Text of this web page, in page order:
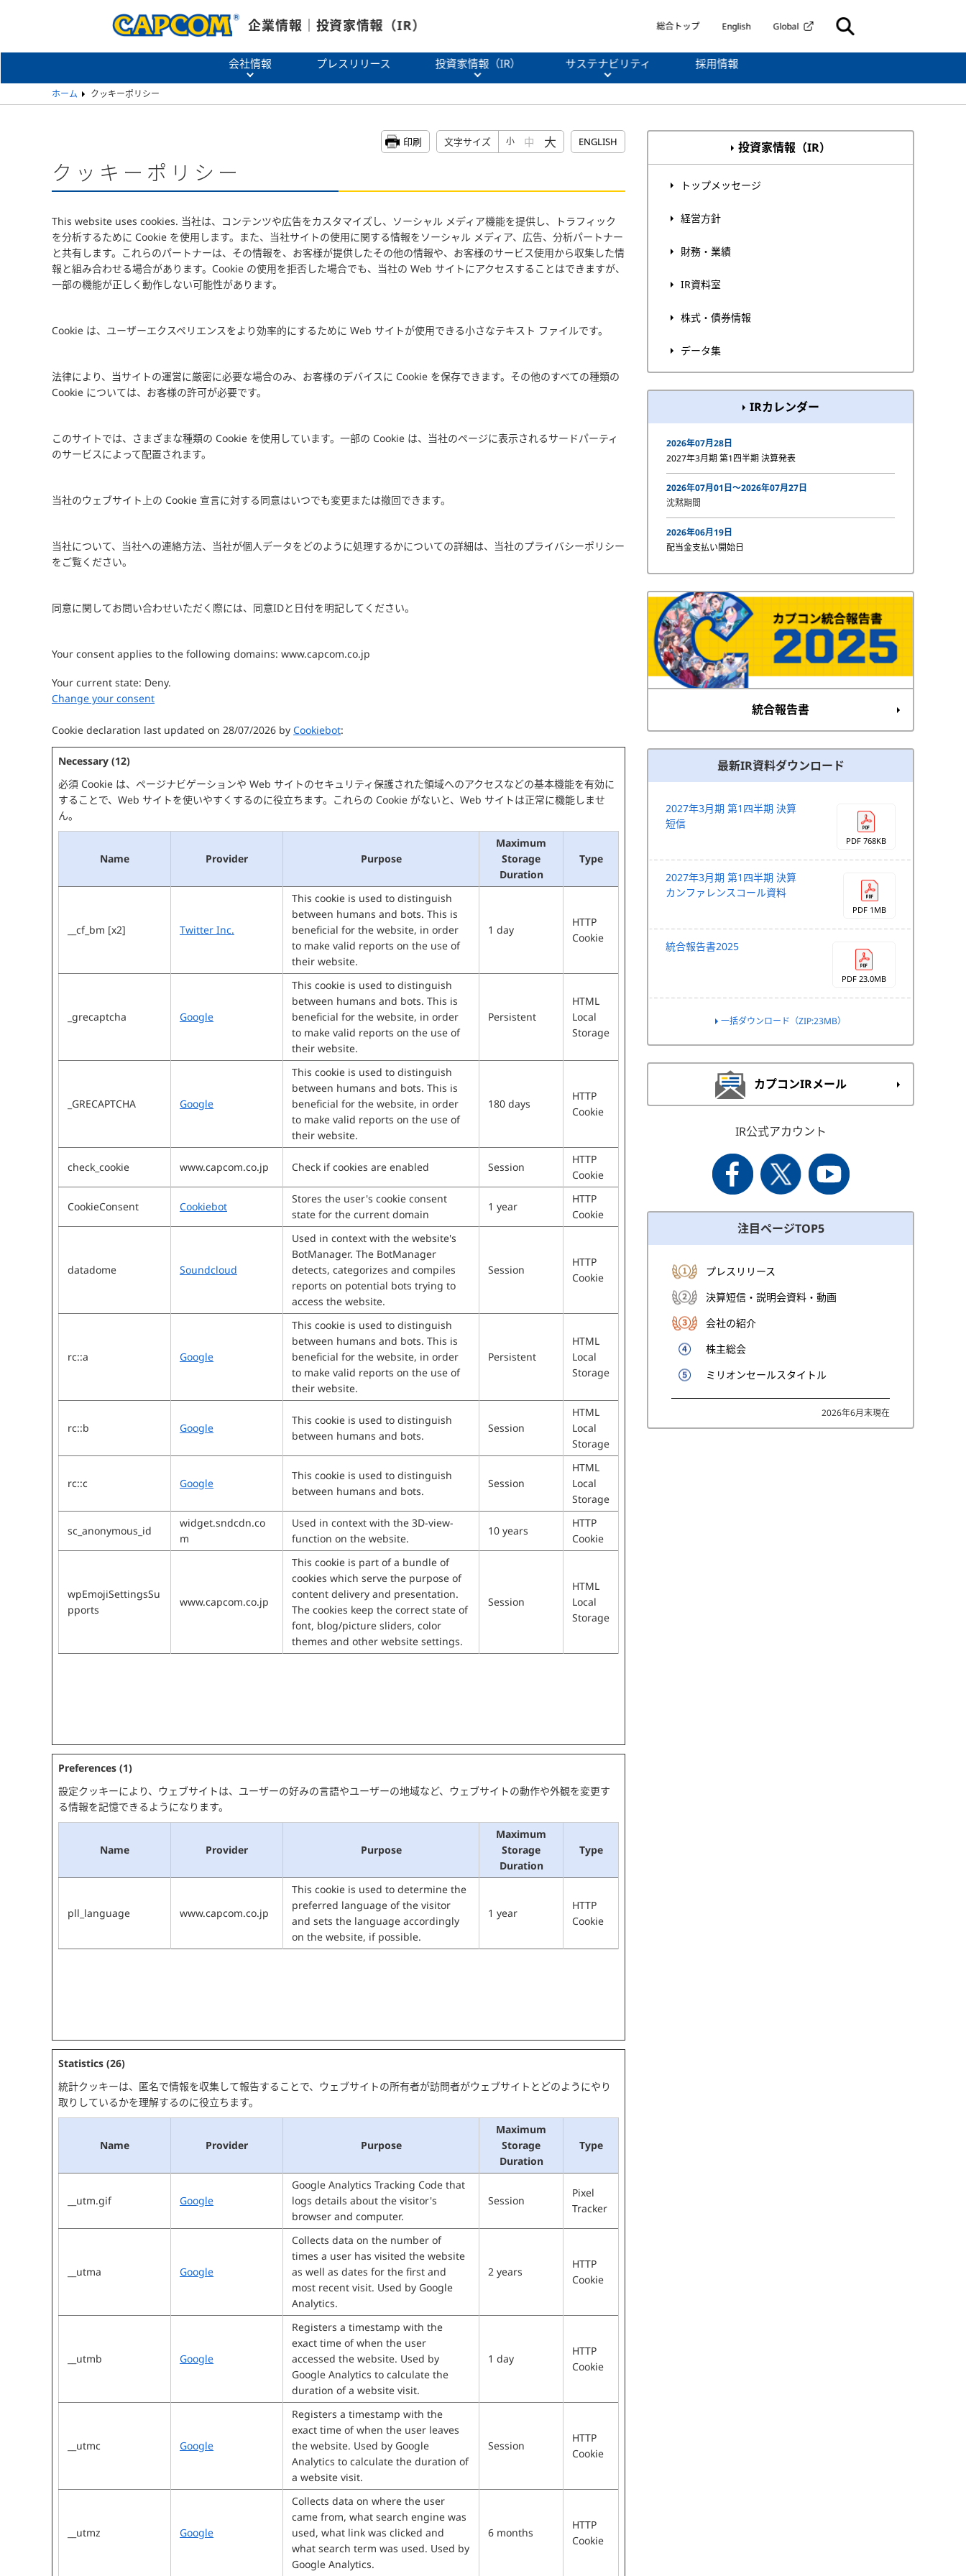
企業情報｜投資家情報（IR） 総合トップ English Global
会社情報 プレスリリース 投資家情報（IR） サステナビリティ 採用情報
ホーム クッキーポリシー
印刷 文字サイズ 小 中 大 ENGLISH
クッキーポリシー
This website uses cookies. 当社は、コンテンツや広告をカスタマイズし、ソーシャル メディア機能を提供し、トラフィック
を分析するために Cookie を使用します。また、当社サイトの使用に関する情報をソーシャル メディア、広告、分析パートナー
と共有します。これらのパートナーは、その情報を、お客様が提供したその他の情報や、お客様のサービス使用から収集した情
報と組み合わせる場合があります。Cookie の使用を拒否した場合でも、当社の Web サイトにアクセスすることはできますが、
一部の機能が正しく動作しない可能性があります。
Cookie は、ユーザーエクスペリエンスをより効率的にするために Web サイトが使用できる小さなテキスト ファイルです。
法律により、当サイトの運営に厳密に必要な場合のみ、お客様のデバイスに Cookie を保存できます。その他のすべての種類の
Cookie については、お客様の許可が必要です。
このサイトでは、さまざまな種類の Cookie を使用しています。一部の Cookie は、当社のページに表示されるサードパーティ
のサービスによって配置されます。
当社のウェブサイト上の Cookie 宣言に対する同意はいつでも変更または撤回できます。
当社について、当社への連絡方法、当社が個人データをどのように処理するかについての詳細は、当社のプライバシーポリシー
をご覧ください。
同意に関してお問い合わせいただく際には、同意IDと日付を明記してください。
Your consent applies to the following domains: www.capcom.co.jp
Your current state: Deny.
Change your consent
Cookie declaration last updated on 28/07/2026 by Cookiebot:
Necessary (12)
必須 Cookie は、ページナビゲーションや Web サイトのセキュリティ保護された領域へのアクセスなどの基本機能を有効に
することで、Web サイトを使いやすくするのに役立ちます。これらの Cookie がないと、Web サイトは正常に機能しませ
ん。
Name Provider Purpose
Maximum
Storage
Duration
Type
__cf_bm [x2] Twitter Inc.
This cookie is used to distinguish
between humans and bots. This is
beneficial for the website, in order
to make valid reports on the use of
their website.
1 day
HTTP
Cookie
_grecaptcha Google
This cookie is used to distinguish
between humans and bots. This is
beneficial for the website, in order
to make valid reports on the use of
their website.
Persistent
HTML
Local
Storage
_GRECAPTCHA Google
This cookie is used to distinguish
between humans and bots. This is
beneficial for the website, in order
to make valid reports on the use of
their website.
180 days
HTTP
Cookie
check_cookie www.capcom.co.jp Check if cookies are enabled Session
HTTP
Cookie
CookieConsent Cookiebot
Stores the user's cookie consent
state for the current domain
1 year
HTTP
Cookie
datadome Soundcloud
Used in context with the website's
BotManager. The BotManager
detects, categorizes and compiles
reports on potential bots trying to
access the website.
Session
HTTP
Cookie
rc::a Google
This cookie is used to distinguish
between humans and bots. This is
beneficial for the website, in order
to make valid reports on the use of
their website.
Persistent
HTML
Local
Storage
rc::b Google
This cookie is used to distinguish
between humans and bots.
Session
HTML
Local
Storage
rc::c Google
This cookie is used to distinguish
between humans and bots.
Session
HTML
Local
Storage
sc_anonymous_id
widget.sndcdn.co
m
Used in context with the 3D-view-
function on the website.
10 years
HTTP
Cookie
wpEmojiSettingsSu
pports
www.capcom.co.jp
This cookie is part of a bundle of
cookies which serve the purpose of
content delivery and presentation.
The cookies keep the correct state of
font, blog/picture sliders, color
themes and other website settings.
Session
HTML
Local
Storage
Preferences (1)
設定クッキーにより、ウェブサイトは、ユーザーの好みの言語やユーザーの地域など、ウェブサイトの動作や外観を変更す
る情報を記憶できるようになります。
Name Provider Purpose
Maximum
Storage
Duration
Type
pll_language www.capcom.co.jp
This cookie is used to determine the
preferred language of the visitor
and sets the language accordingly
on the website, if possible.
1 year
HTTP
Cookie
Statistics (26)
統計クッキーは、匿名で情報を収集して報告することで、ウェブサイトの所有者が訪問者がウェブサイトとどのようにやり
取りしているかを理解するのに役立ちます。
Name Provider Purpose
Maximum
Storage
Duration
Type
__utm.gif Google
Google Analytics Tracking Code that
logs details about the visitor's
browser and computer.
Session
Pixel
Tracker
__utma Google
Collects data on the number of
times a user has visited the website
as well as dates for the first and
most recent visit. Used by Google
Analytics.
2 years
HTTP
Cookie
__utmb Google
Registers a timestamp with the
exact time of when the user
accessed the website. Used by
Google Analytics to calculate the
duration of a website visit.
1 day
HTTP
Cookie
__utmc Google
Registers a timestamp with the
exact time of when the user leaves
the website. Used by Google
Analytics to calculate the duration of
a website visit.
Session
HTTP
Cookie
__utmz Google
Collects data on where the user
came from, what search engine was
used, what link was clicked and
what search term was used. Used by
Google Analytics.
6 months
HTTP
Cookie
投資家情報（IR）
トップメッセージ
経営方針
財務・業績
IR資料室
株式・債券情報
データ集
IRカレンダー
2026年07月28日
2027年3月期 第1四半期 決算発表
2026年07月01日〜2026年07月27日
沈黙期間
2026年06月19日
配当金支払い開始日
統合報告書
最新IR資料ダウンロード
2027年3月期 第1四半期 決算
短信
PDF 768KB
2027年3月期 第1四半期 決算
カンファレンスコール資料
PDF 1MB
統合報告書2025
PDF 23.0MB
一括ダウンロード（ZIP:23MB）
カプコンIRメール
IR公式アカウント
注目ページTOP5
プレスリリース
決算短信・説明会資料・動画
会社の紹介
株主総会
ミリオンセールスタイトル
2026年6月末現在